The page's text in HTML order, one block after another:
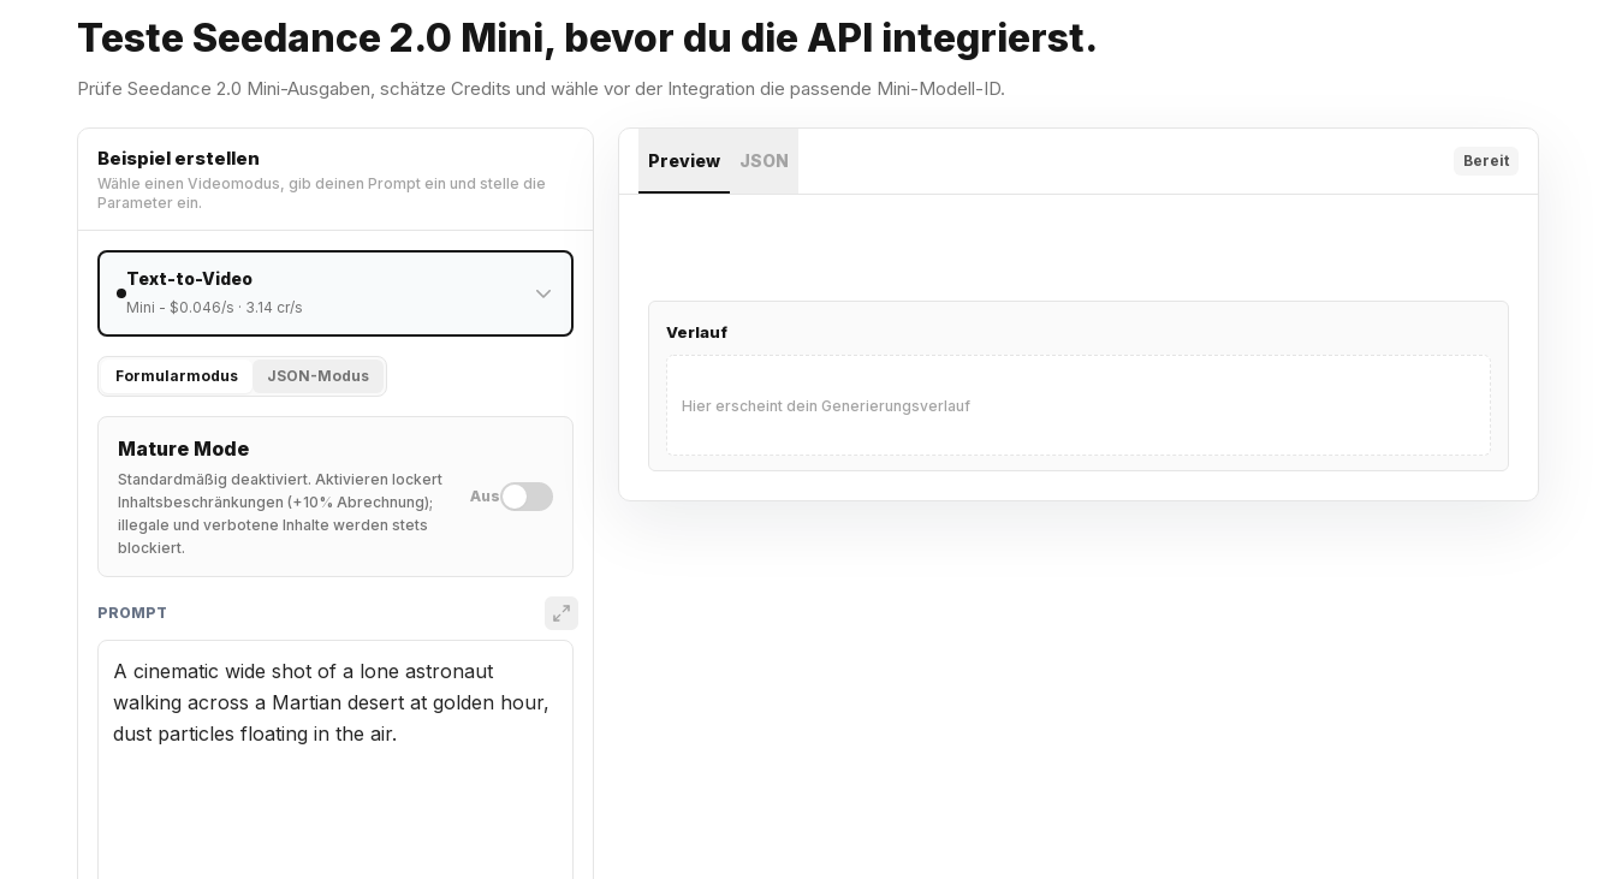
Teste Seedance 2.0 Mini, bevor du die API integrierst.
Prüfe Seedance 2.0 Mini-Ausgaben, schätze Credits und wähle vor der Integration die passende Mini-Modell-ID.
Beispiel erstellen
Wähle einen Videomodus, gib deinen Prompt ein und stelle die
Parameter ein.
Text-to-Video
Mini - $0.046/s · 3.14 cr/s
Formularmodus JSON-Modus
Mature Mode
Standardmäßig deaktiviert. Aktivieren lockert
Inhaltsbeschränkungen (+10% Abrechnung);
illegale und verbotene Inhalte werden stets
blockiert.
Aus
PROMPT
Preview JSON Bereit
Verlauf
Hier erscheint dein Generierungsverlauf